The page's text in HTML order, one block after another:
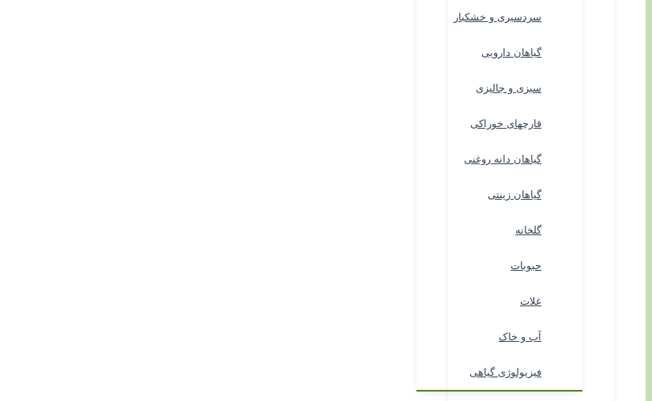
سردسیری و خشکبار
گیاهان دارویی
سبزی و جالیزی
قارچهای خوراکی
گیاهان دانه روغنی
گیاهان زینتی
گلخانه
حبوبات
غلات
آب و خاک
فیزیولوژی گیاهی